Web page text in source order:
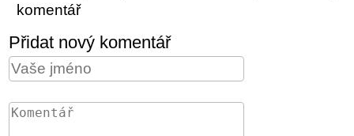
komentář
Přidat nový komentář